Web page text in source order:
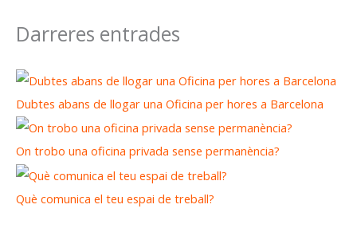
Darreres entrades
Dubtes abans de llogar una Oficina per hores a Barcelona
On trobo una oficina privada sense permanència?
Què comunica el teu espai de treball?